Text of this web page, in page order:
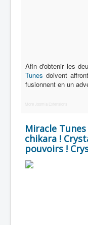
Afin d'obtenir les
Tunes doivent
fusionnent en un
More Joomla Extensions
Miracle
chikara !
pouvoirs !